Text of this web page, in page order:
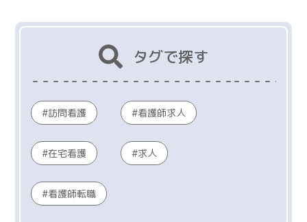
タグで探す
訪問看護 看護師求人
在宅看護 求人
看護師転職